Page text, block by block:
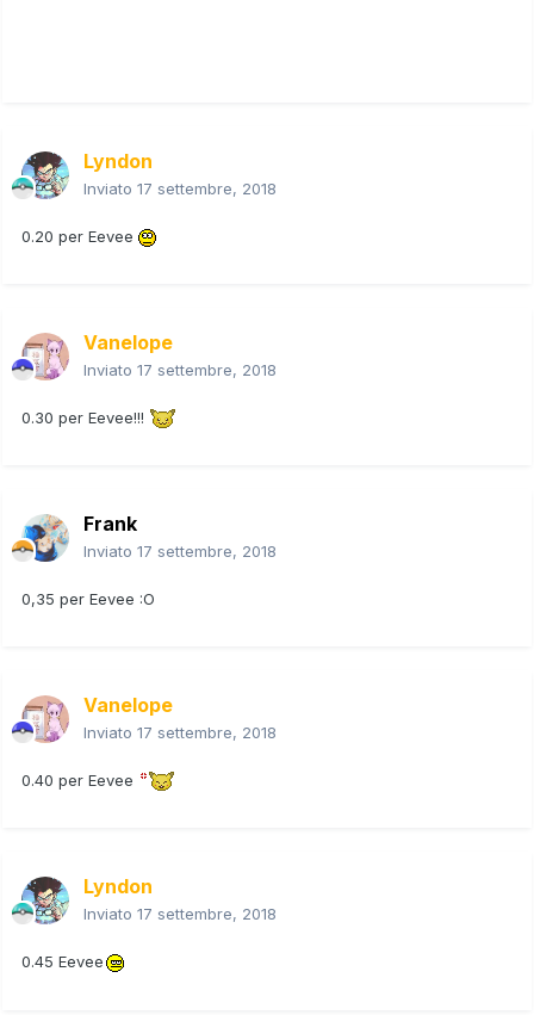
Lyndon
Inviato 17 settembre, 2018
0.20 per Eevee
Vanelope
Inviato 17 settembre, 2018
0.30 per Eevee!!!
Frank
Inviato 17 settembre, 2018
0,35 per Eevee :O
Vanelope
Inviato 17 settembre, 2018
0.40 per Eevee
Lyndon
Inviato 17 settembre, 2018
0.45 Eevee